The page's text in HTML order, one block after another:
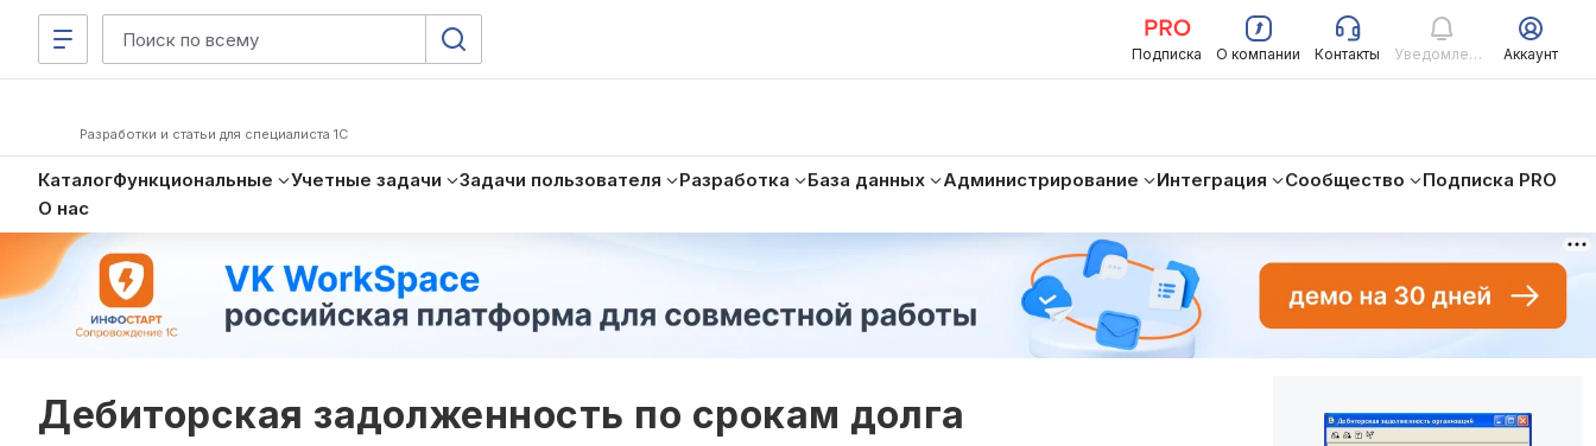
Подписка О компании Контакты Уведомления Аккаунт
Разработки и статьи для специалиста 1С
КаталогФункциональные Учетные задачи Задачи пользователя Разработка База данных Администрирование Интеграция Сообщество
Подписка PRO
О нас
Дебиторская задолженность по срокам долга